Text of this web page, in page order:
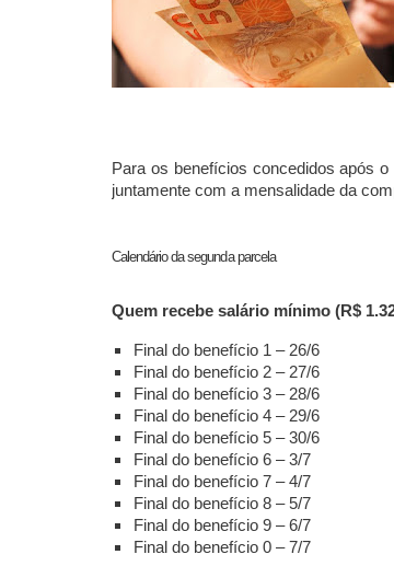
Para os benefícios concedidos após
juntamente com a mensalidade da
Calendário da segunda parcela
Quem recebe salário mínimo (R$
Final do benefício 1 – 26/6
Final do benefício 2 – 27/6
Final do benefício 3 – 28/6
Final do benefício 4 – 29/6
Final do benefício 5 – 30/6
Final do benefício 6 – 3/7
Final do benefício 7 – 4/7
Final do benefício 8 – 5/7
Final do benefício 9 – 6/7
Final do benefício 0 – 7/7